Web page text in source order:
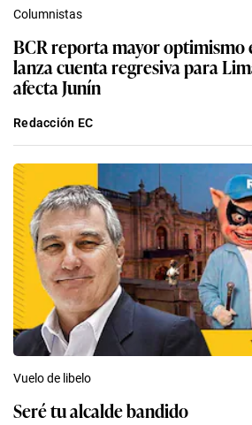
Columnistas
BCR reporta mayor optimismo
lanza cuenta regresiva para
afecta Junín
Redacción EC
Vuelo de libelo
Seré tu alcalde bandido